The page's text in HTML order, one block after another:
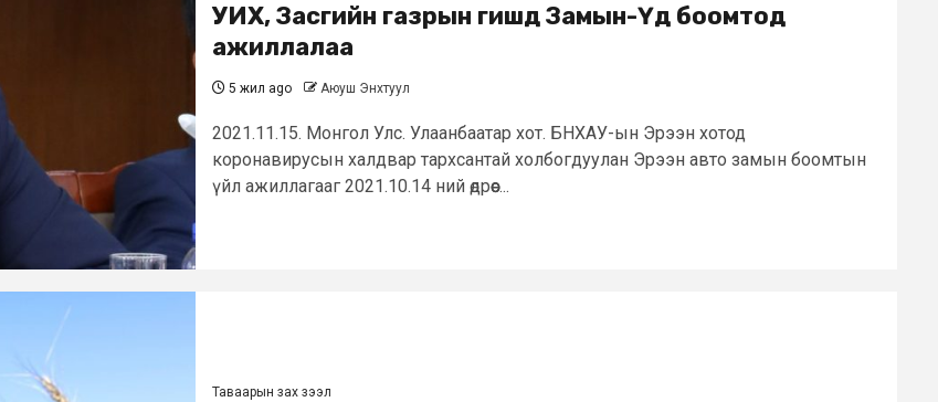
УИХ, Засгийн газрын гишүүд Замын-Үүд боомтод
ажиллалаа
5 жил ago Аюуш Энхтуул
2021.11.15. Монгол Улс. Улаанбаатар хот. БНХАУ-ын Эрээн хотод
коронавирусын халдвар тархсантай холбогдуулан Эрээн авто замын боомтын
үйл ажиллагааг 2021.10.14 ний өдрөөс...
Таваарын зах зээл